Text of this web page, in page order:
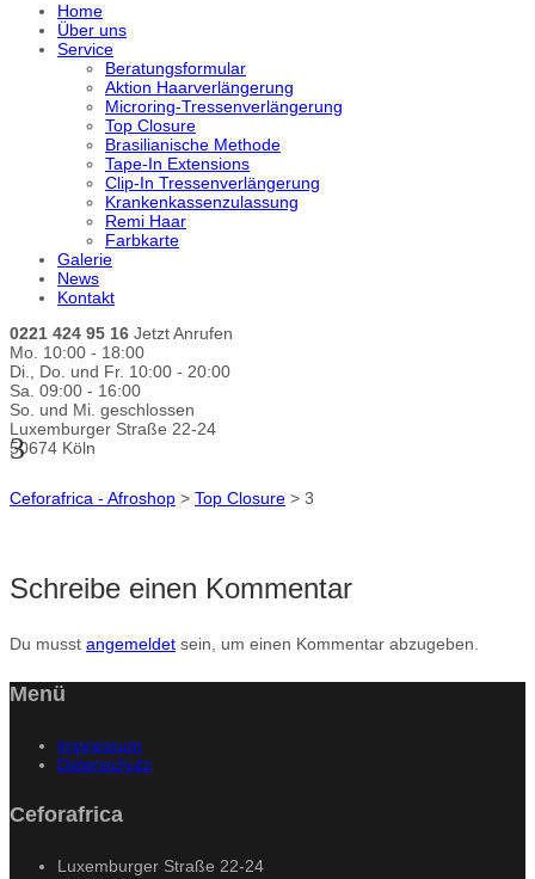
Home
Über uns
Service
Beratungsformular
Aktion Haarverlängerung
Microring-Tressenverlängerung
Top Closure
Brasilianische Methode
Tape-In Extensions
Clip-In Tressenverlängerung
Krankenkassenzulassung
Remi Haar
Farbkarte
Galerie
News
Kontakt
0221 424 95 16 Jetzt Anrufen
Mo. 10:00 - 18:00
Di., Do. und Fr. 10:00 - 20:00
Sa. 09:00 - 16:00
So. und Mi. geschlossen
Luxemburger Straße 22-24
50674 Köln
3
Ceforafrica - Afroshop > Top Closure > 3
Schreibe einen Kommentar
Du musst angemeldet sein, um einen Kommentar abzugeben.
Menü
Impressum
Datenschutz
Ceforafrica
Luxemburger Straße 22-24